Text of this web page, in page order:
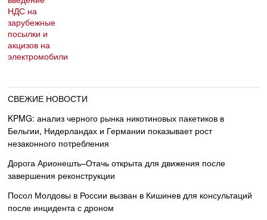
СВЕЖИЕ НОВОСТИ
KPMG: анализ черного рынка никотиновых пакетиков в
Бельгии, Нидерландах и Германии показывает рост
незаконного потребления
Дорога Арионешть–Отачь открыта для движения после
завершения реконструкции
Посол Молдовы в России вызван в Кишинев для консультаций
после инцидента с дроном